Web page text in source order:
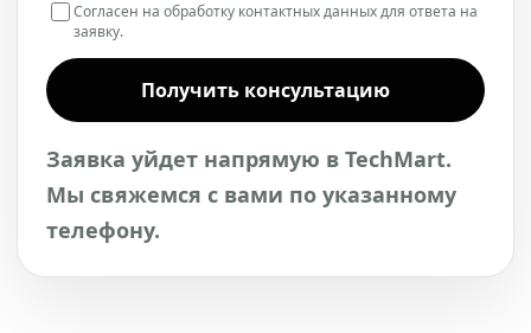
Согласен на обработку контактных данных для ответа на
заявку.
Получить консультацию
Заявка уйдет напрямую в TechMart.
Мы свяжемся с вами по указанному
телефону.